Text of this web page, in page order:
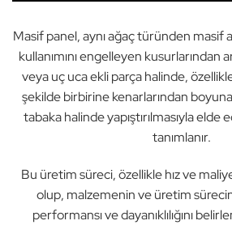
Masif panel, aynı ağaç türünden masif
kullanımını engelleyen kusurlarından
veya uç uca ekli parça halinde,
şekilde birbirine kenarlarından
tabaka halinde yapıştırılmasıyla elde
tanımlanır.
Bu üretim süreci, özellikle hız ve
olup, malzemenin ve üretim
performansı ve dayanıklılığını